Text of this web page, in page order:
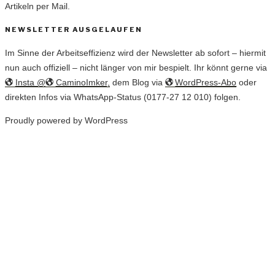
Artikeln per Mail.
NEWSLETTER AUSGELAUFEN
Im Sinne der Arbeitseffizienz wird der Newsletter ab sofort – hiermit
nun auch offiziell – nicht länger von mir bespielt. Ihr könnt gerne via
Insta @
CaminoImker, dem Blog via WordPress-Abo oder
direkten Infos via WhatsApp-Status (0177-27 12 010) folgen.
Proudly powered by WordPress